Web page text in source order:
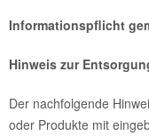
Informationspflicht
Hinweis zur
Der nachfolgende
oder Produkte mit